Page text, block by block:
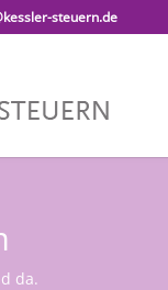
steuern.de
da.